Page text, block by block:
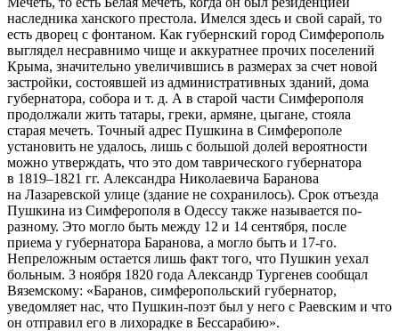
наследника ханского престола. Имелся здесь и свой сарай, то
есть дворец с фонтаном. Как губернский город Симферополь
выглядел несравнимо чище и аккуратнее прочих поселений
Крыма, значительно увеличившись в размерах за счет новой
застройки, состоявшей из административных зданий, дома
губернатора, собора и т. д. А в старой части Симферополя
продолжали жить татары, греки, армяне, цыгане, стояла
старая мечеть. Точный адрес Пушкина в Симферополе
установить не удалось, лишь с большой долей вероятности
можно утверждать, что это дом таврического губернатора
в 1819–1821 гг. Александра Николаевича Баранова
на Лазаревской улице (здание не сохранилось). Срок отъезда
Пушкина из Симферополя в Одессу также называется по-
разному. Это могло быть между 12 и 14 сентября, после
приема у губернатора Баранова, а могло быть и 17-го.
Непреложным остается лишь факт того, что Пушкин уехал
больным. 3 ноября 1820 года Александр Тургенев сообщал
Вяземскому: «Баранов, симферопольский губернатор,
уведомляет нас, что Пушкин-поэт был у него с Раевским и что
он отправил его в лихорадке в Бессарабию».